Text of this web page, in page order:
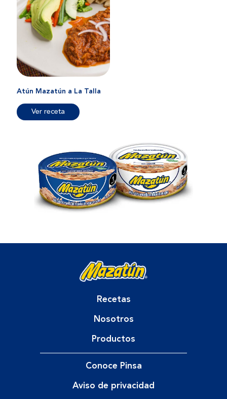
Atún Mazatún a La Talla
Ver receta
Recetas
Nosotros
Productos
Conoce Pinsa
Aviso de privacidad